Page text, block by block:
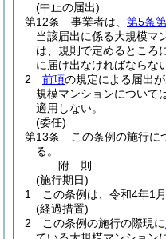
(中止の届出)
第12条
事業者は、 第5条
当該届出に係る大規模マ
は、規則で定めるところ
に届け出なければならな
2
前項の規定による届出
規模マンションについて
適用しない。
(委任)
第13条
この条例の施行に
る。
附 則
(施行期日)
1
この条例は、令和4年1
(経過措置)
2
この条例の施行の際現に